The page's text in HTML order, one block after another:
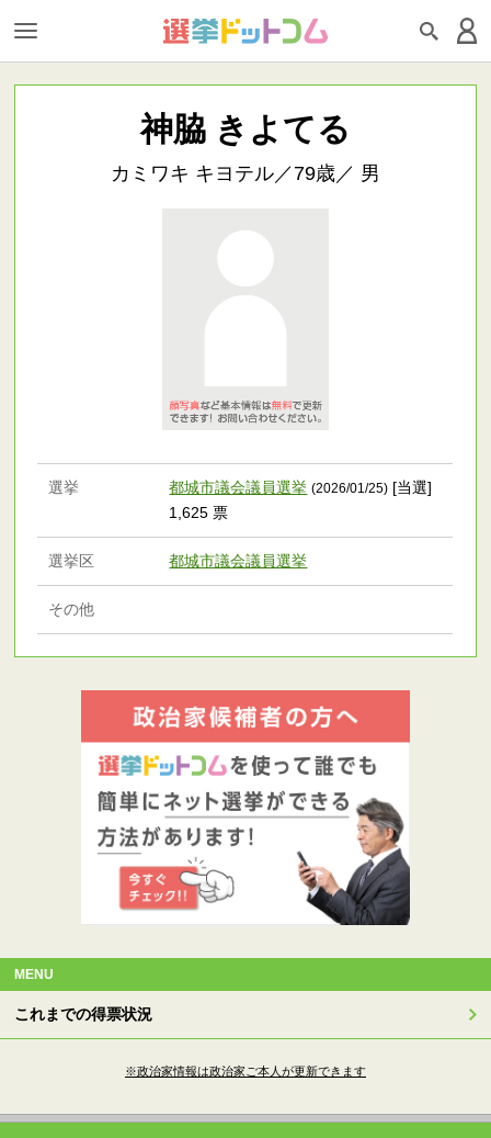
神脇 きよてる
カミワキ キヨテル／79歳／ 男
選挙 都城市議会議員選挙 (2026/01/25) [当選]
1,625 票
選挙区 都城市議会議員選挙
その他
MENU
これまでの得票状況
※政治家情報は政治家ご本人が更新できます